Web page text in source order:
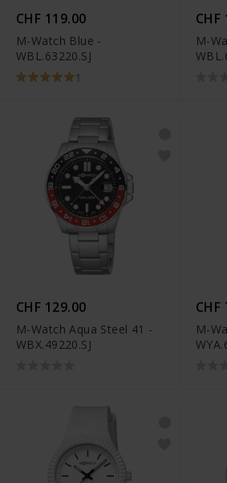
CHF 119.00
M-Watch Blue -
WBL.63220.SJ
1
CHF
M-
CHF 129.00
M-Watch Aqua Steel 41 -
WBX.49220.SJ
CHF
M-